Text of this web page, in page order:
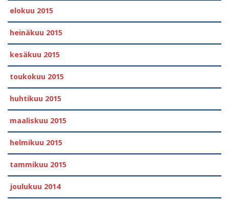
elokuu 2015
heinäkuu 2015
kesäkuu 2015
toukokuu 2015
huhtikuu 2015
maaliskuu 2015
helmikuu 2015
tammikuu 2015
joulukuu 2014